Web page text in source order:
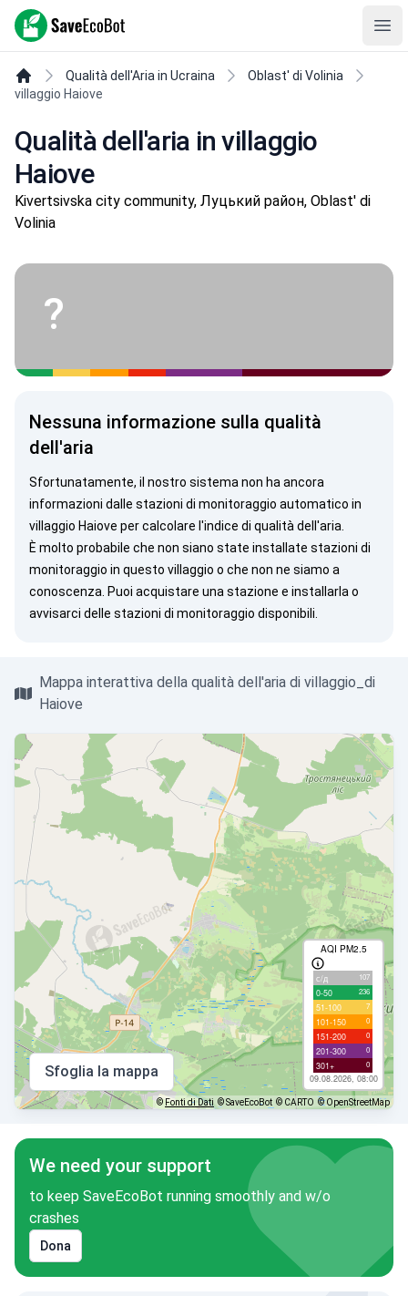
SaveEcoBot
Qualità dell'Aria in Ucraina
Oblast' di Volinia
villaggio Haiove
Qualità dell'aria in villaggio
Haiove
Kivertsivska city community, Луцький район, Oblast' di
Volinia
?
Nessuna informazione sulla qualità
dell'aria
Sfortunatamente, il nostro sistema non ha ancora
informazioni dalle stazioni di monitoraggio automatico in
villaggio Haiove per calcolare l'indice di qualità dell'aria.
È molto probabile che non siano state installate stazioni di
monitoraggio in questo villaggio o che non ne siamo a
conoscenza. Puoi acquistare una stazione e installarla o
avvisarci delle stazioni di monitoraggio disponibili.
Mappa interattiva della qualità dell'aria di villaggio_di
Haiove
AQI PM2.5
с/д 107
0-50 236
51-100 7
101-150 0
151-200 0
201-300 0
301+ 0
09.08.2026, 08:00
Sfoglia la mappa
© Fonti di Dati © SaveEcoBot © CARTO © OpenStreetMap
We need your support
to keep SaveEcoBot running smoothly and w/o
crashes
Dona